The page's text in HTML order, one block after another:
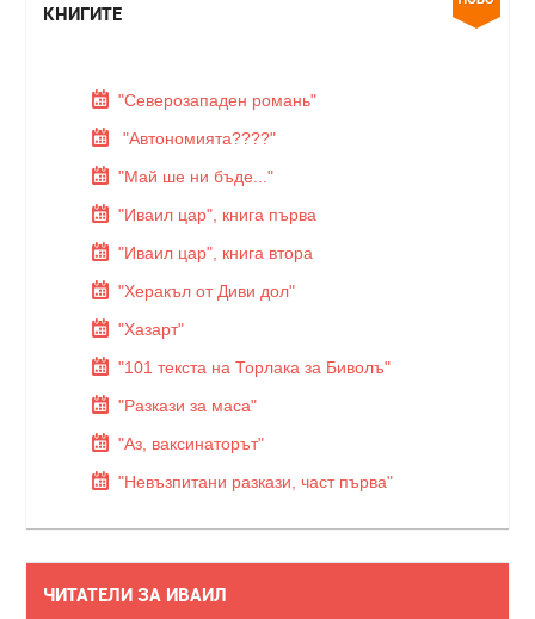
КНИГИТЕ
"Северозападен романь"
"Автономията????"
"Май ше ни бъде..."
"Иваил цар", книга първа
"Иваил цар", книга втора
"Херакъл от Диви дол"
"Хазарт"
"101 текста на Торлака за Биволъ"
"Разкази за маса"
"Аз, ваксинаторът"
"Невъзпитани разкази, част първа"
ЧИТАТЕЛИ ЗА ИВАИЛ